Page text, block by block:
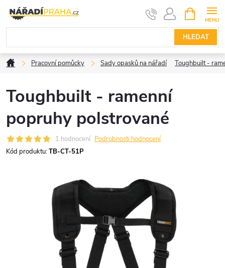
obsah
HLEDAT
NÁKUPNÍ
KOŠÍK
DomůPracovní pomůcky Sady opasků na nářadí Toughbuilt -
Toughbuilt - ramenní
popruhy polstrované
1 hodnocení Podrobnosti hodnocení
Kód produktu:TB-CT-51P